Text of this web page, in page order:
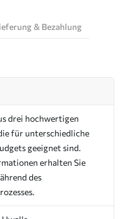
& Bezahlung
drei hochwertigen
für unterschiedliche
geeignet sind.
erhalten Sie
des